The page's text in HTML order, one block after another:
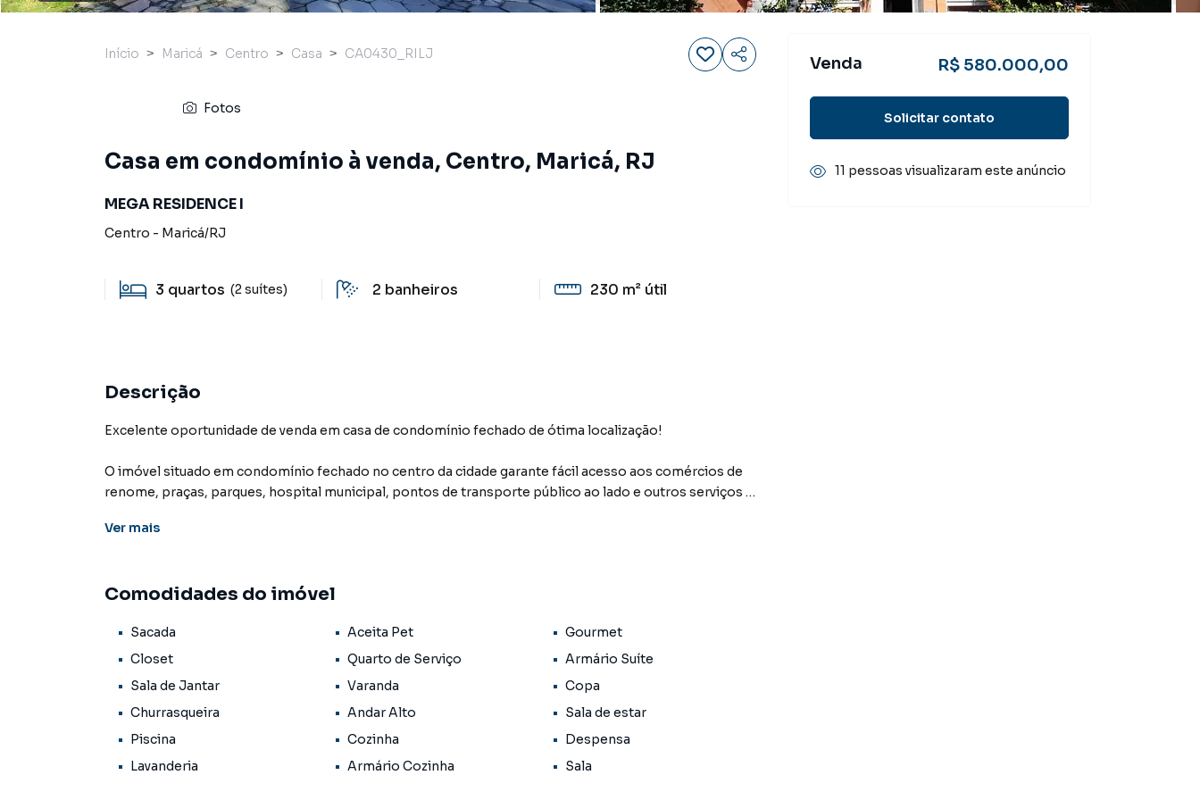
Início Maricá Centro Casa CA0430_RILJ
Fotos
Casa em condomínio à venda, Centro, Maricá, RJ
MEGA RESIDENCE I
Centro - Maricá/RJ
3 quartos (2 suítes) 2 banheiros 230 m² útil
Descrição
Excelente oportunidade de venda em casa de condomínio fechado de ótima localização!
O imóvel situado em condomínio fechado no centro da cidade garante fácil acesso aos comércios de
renome, praças, parques, hospital municipal, pontos de transporte público ao lado e outros serviços e
ambientes, cozinha e banheiro social. Em sua área externa, a casa oferece varanda, quintal amplo, deck
com vaga para até 3 carros estacionarem.
VALOR: 580.000,00
Casa para Venda em região valorizada do bairro Centro, em Maricá. Não encontrou o que procurava ou
deseja mais informações sobre Casa em Maricá? Entre em contato com nossa equipe pelo telefone
Ver mais
Comodidades do imóvel
Sacada Aceita Pet
Gourmet
Closet
Quarto de Serviço
Armário Suíte
Sala de Jantar
Varanda
Copa
Churrasqueira
Andar Alto
Sala de estar
Piscina
Cozinha
Despensa
Lavanderia
Armário Cozinha Sala
Venda R$ 580.000,00
Solicitar contato
11 pessoas visualizaram este anúncio